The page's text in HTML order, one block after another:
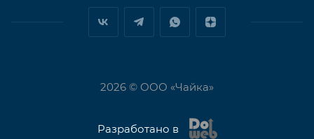
2026 © ООО «Чайка»
Разработано в